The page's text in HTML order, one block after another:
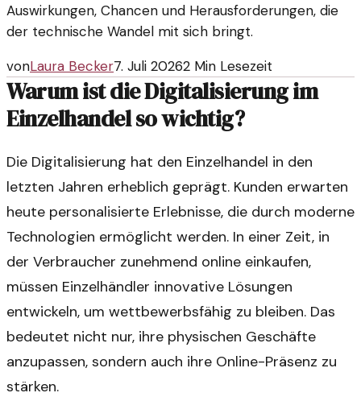
Auswirkungen, Chancen und Herausforderungen, die
der technische Wandel mit sich bringt.
vonLaura Becker7. Juli 20262 Min Lesezeit
Warum ist die Digitalisierung im
Einzelhandel so wichtig?
Die Digitalisierung hat den Einzelhandel in den
letzten Jahren erheblich geprägt. Kunden erwarten
heute personalisierte Erlebnisse, die durch moderne
Technologien ermöglicht werden. In einer Zeit, in
der Verbraucher zunehmend online einkaufen,
müssen Einzelhändler innovative Lösungen
entwickeln, um wettbewerbsfähig zu bleiben. Das
bedeutet nicht nur, ihre physischen Geschäfte
anzupassen, sondern auch ihre Online-Präsenz zu
stärken.